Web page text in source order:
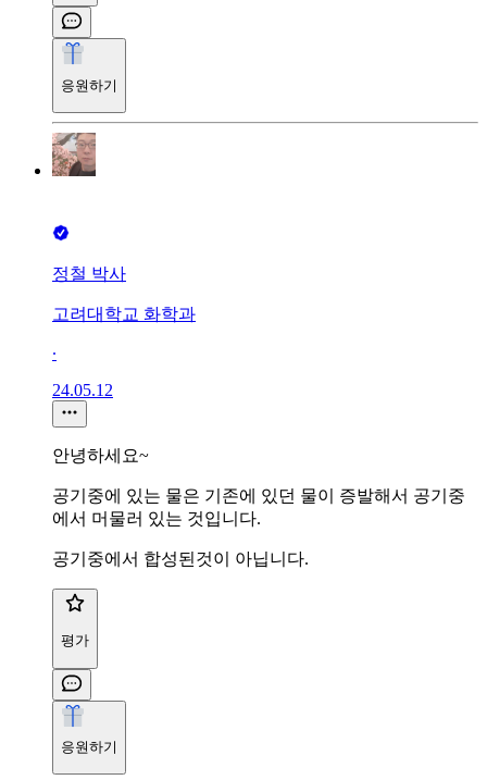
응원하기
정철 박사
고려대학교 화학과
∙
24.05.12
안녕하세요~
공기중에 있는 물은 기존에 있던 물이 증발해서 공기중
에서 머물러 있는 것입니다.
공기중에서 합성된것이 아닙니다.
평가
응원하기